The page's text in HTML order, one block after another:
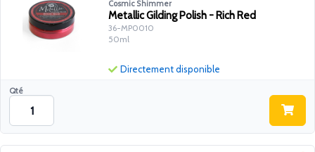
Cosmic Shimmer
Metallic Gilding Polish - Rich Red
36-MP0010
50ml
Qté
Directement disponible